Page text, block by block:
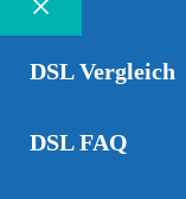
Schließen
DSL Vergleich
DSL FAQ